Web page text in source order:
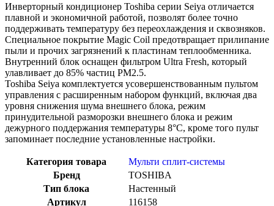
Инверторный кондиционер Toshiba серии Seiya отличается
плавной и экономичной работой, позволят более точно
поддерживать температуру без переохлаждения и сквозняков.
Специальное покрытие Magic Coil предотвращает прилипание
пыли и прочих загрязнений к пластинам теплообменника.
Внутренний блок оснащен фильтром Ultra Fresh, который
улавливает до 85% частиц РМ2.5.
Toshiba Seiya комплектуется усовершенствованным пультом
управления с расширенным набором функций, включая два
уровня снижения шума внешнего блока, режим
принудительной разморозки внешнего блока и режим
дежурного поддержания температуры 8°С, кроме того пульт
запоминает последние установленные настройки.
Категория товара
Мульти сплит-системы
Бренд
TOSHIBA
Тип блока
Настенный
Артикул
116158